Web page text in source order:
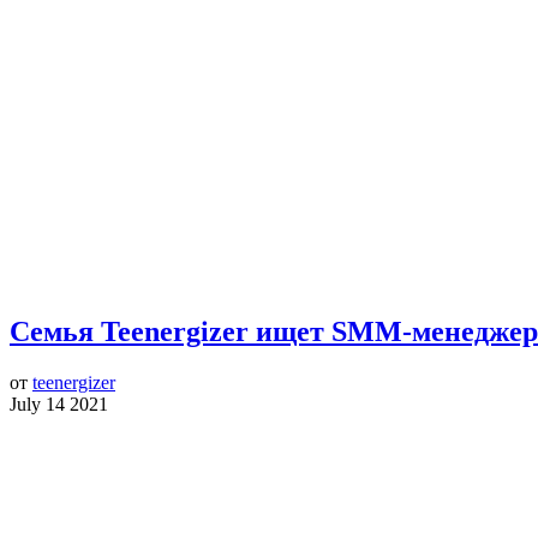
Семья Teenergizer ищет SMM-
от teenergizer
July 14 2021